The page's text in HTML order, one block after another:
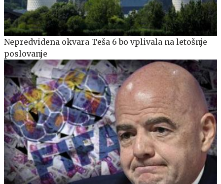
Nepredvidena okvara Teša 6 bo vplivala na letošnje
poslovanje